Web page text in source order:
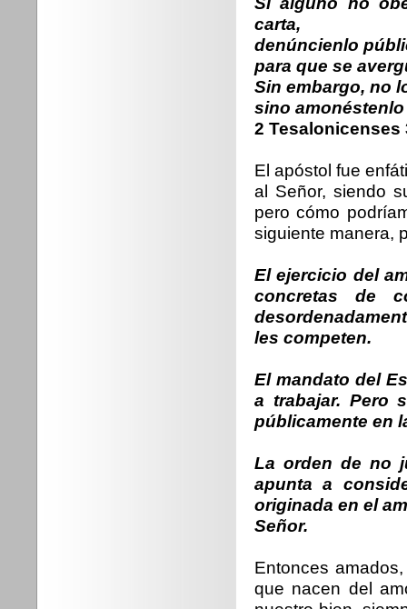
carta,
denúncienlo
para que se
Sin embargo, no
sino
2 Tesalonicenses
El apóstol fue
al Señor, siendo
pero cómo
siguiente manera,
El ejercicio del
concretas de
les competen.
El mandato del
a trabajar. Pero
públicamente en
La orden de no
apunta a
originada en el
Señor.
Entonces
que nacen del